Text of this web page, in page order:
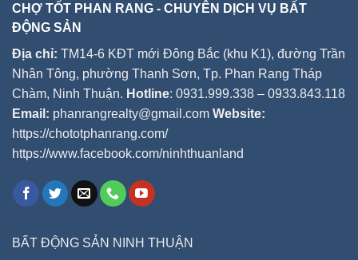
CHỢ TỐT PHAN RANG - CHUYÊN DỊCH VỤ BẤT
ĐỘNG SẢN
Địa chỉ: TM14-6 KĐT mới Đông Bắc (khu K1), đường Trần
Nhân Tông, phường Thanh Sơn, Tp. Phan Rang Tháp
Chàm, Ninh Thuận. Hotline: 0931.999.338 – 0933.843.118
Email: phanrangrealty@gmail.com Website:
https://chototphanrang.com/
https://www.facebook.com/ninhthuanland
BẤT ĐỘNG SẢN NINH THUẬN